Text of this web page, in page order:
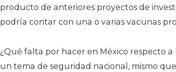
producto de anteriores proyectos de
podría contar con una o varias vacunas
¿Qué falta por hacer en México respecto
un tema de seguridad nacional, mismo